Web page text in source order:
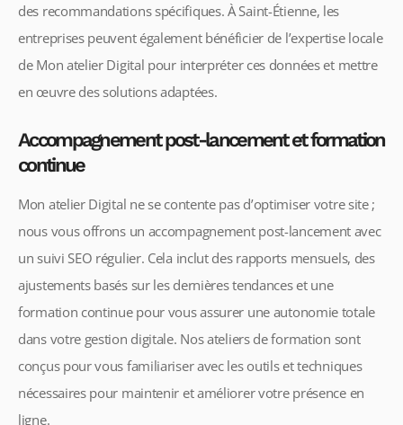
des recommandations spécifiques. À Saint-Étienne, les
entreprises peuvent également bénéficier de l’expertise locale
de Mon atelier Digital pour interpréter ces données et mettre
en œuvre des solutions adaptées.
Accompagnement post-lancement et formation
continue
Mon atelier Digital ne se contente pas d’optimiser votre site ;
nous vous offrons un accompagnement post-lancement avec
un suivi SEO régulier. Cela inclut des rapports mensuels, des
ajustements basés sur les dernières tendances et une
formation continue pour vous assurer une autonomie totale
dans votre gestion digitale. Nos ateliers de formation sont
conçus pour vous familiariser avec les outils et techniques
nécessaires pour maintenir et améliorer votre présence en
ligne.